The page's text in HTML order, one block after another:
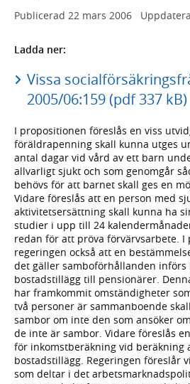
Publicerad 22 mars 2006
Ladda ner:
Vissa
2005/06:159 (pdf 337 kB)
I propositionen föreslås en viss
föräldrapenning skall kunna utges
antal dagar vid vård av ett barn
allvarligt sjukt och som genomgår
behövs för att barnet skall ges en
Vidare föreslås att en person med
aktivitetsersättning skall kunna ha
studier i upp till 24
redan för att pröva förvärvsarbete.
regeringen också att en
det gäller samboförhållanden införs
bostadstillägg till pensionärer.
har framkommit omständigheter
två personer är sammanboende
sambor om inte den som ansöker
de inte är sambor. Vidare föreslås
för inkomstberäkning vid beräkning
bostadstillägg. Regeringen föreslår
som deltar i det